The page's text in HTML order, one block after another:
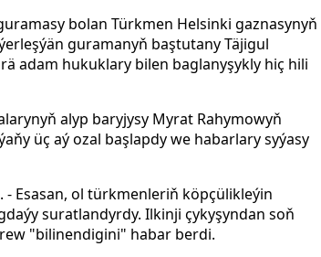
bolan Türkmen Helsinki gaznasynyň
guramanyň baştutany Täjigul
adam hukuklary bilen baglanyşykly hiç hili
alyp baryjysy Myrat Rahymowyň
üç aý ozal başlapdy we habarlary syýasy
Esasan, ol türkmenleriň köpçülikleýin
suratlandyrdy. Ilkinji çykyşyndan soň
"bilinendigini" habar berdi.